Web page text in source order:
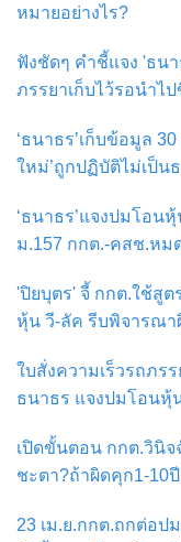
หมายอย่างไร?
ฟังชัดๆ คำชี้แจง 'ธน
ภรรยาเก็บไว้รอนำไป
‘ธนาธร’เก็บข้อมูล
ใหม่’ถูกปฏิบัติไม่เป็น
‘ธนาธร’แจงปมโอน
ม.157 กกต.-คสช.หม
'ปิยบุตร' จี้ กกต.ใช้สู
หุ้น วี-ลัค รีบพิจารณา
ใบสั่งความเร็วรถภร
ธนาธร แจงปมโอนหุ้
เปิดขั้นตอน กกต.วินิจ
ชะตา?ถ้าผิดคุก1-10
23 เม.ย.กกต.ถกต่อป